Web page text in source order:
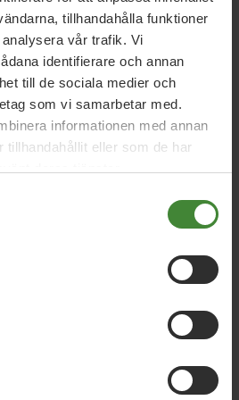
tillhandahålla funktioner
vår trafik. Vi
identifierare och annan
till de sociala medier och
som vi samarbetar med.
informationen med annan
tillhandahållit eller som de har
gärna ser solceller och/eller
på, eller i anslutning till, de
i staden. Ett förhållningssätt som
och goodwill på flera sätt.
(MP)